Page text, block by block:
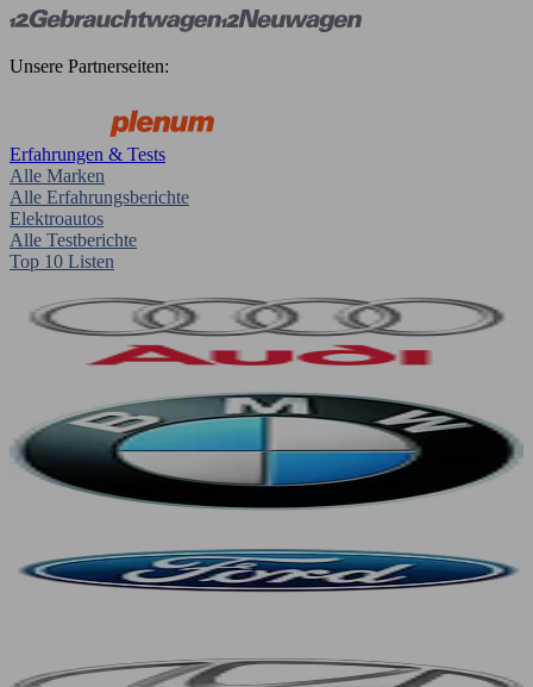
Unsere Partnerseiten:
Erfahrungen & Tests
Alle Marken
Alle Erfahrungsberichte
Elektroautos
Alle Testberichte
Top 10 Listen